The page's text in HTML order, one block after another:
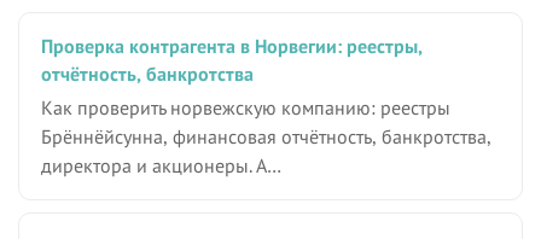
Проверка контрагента в Норвегии: реестры,
отчётность, банкротства
Как проверить норвежскую компанию: реестры
Брённёйсунна, финансовая отчётность, банкротства,
директора и акционеры. А…